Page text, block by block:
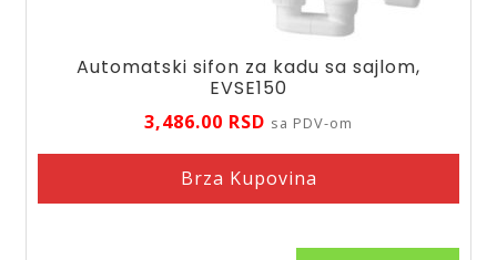
Automatski sifon za kadu sa sajlom,
EVSE150
3,486.00 RSD sa PDV-om
Brza Kupovina